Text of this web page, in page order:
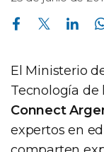
Compartir en Facebook Compartir en Twitter Compartir en Linkedin Compartir en Whatsapp
El Ministerio
Tecnología de
Connect
expertos en